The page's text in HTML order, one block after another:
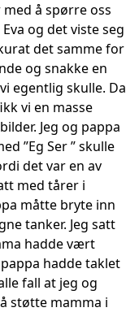
å spørre oss
og det viste seg
det samme for
og snakke en
egentlig skulle. Da
vi en masse
Jeg og pappa
”Eg Ser ” skulle
det var en av
med tårer i
måtte bryte inn
tanker. Jeg satt
hadde vært
hadde taklet
fall at jeg og
støtte mamma i